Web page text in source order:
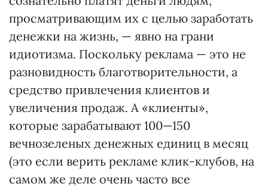
просматривающим их с целью заработать
денежки на жизнь, — явно на грани
идиотизма. Поскольку реклама — это не
разновидность благотворительности, а
средство привлечения клиентов и
увеличения продаж. А «клиенты»,
которые зарабатывают 100—150
вечнозеленых денежных единиц в месяц
(это если верить рекламе клик-клубов, на
самом же деле очень часто все